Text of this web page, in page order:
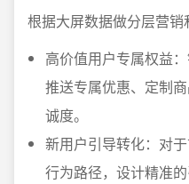
根据大屏数据做分层营销
高价值用户专属权益
推送专属优惠、定制
诚度。
新用户引导转化：对
行为路径，设计精准